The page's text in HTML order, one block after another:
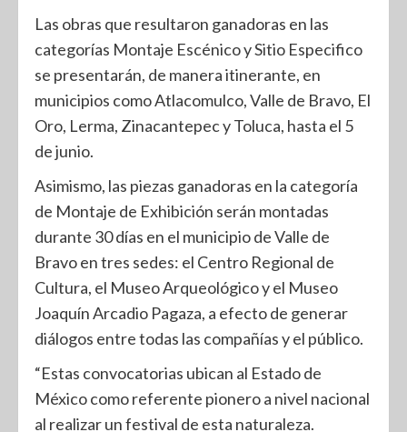
Las obras que resultaron ganadoras en las
categorías Montaje Escénico y Sitio Especifico
se presentarán, de manera itinerante, en
municipios como Atlacomulco, Valle de Bravo, El
Oro, Lerma, Zinacantepec y Toluca, hasta el 5
de junio.
Asimismo, las piezas ganadoras en la categoría
de Montaje de Exhibición serán montadas
durante 30 días en el municipio de Valle de
Bravo en tres sedes: el Centro Regional de
Cultura, el Museo Arqueológico y el Museo
Joaquín Arcadio Pagaza, a efecto de generar
diálogos entre todas las compañías y el público.
“Estas convocatorias ubican al Estado de
México como referente pionero a nivel nacional
al realizar un festival de esta naturaleza.